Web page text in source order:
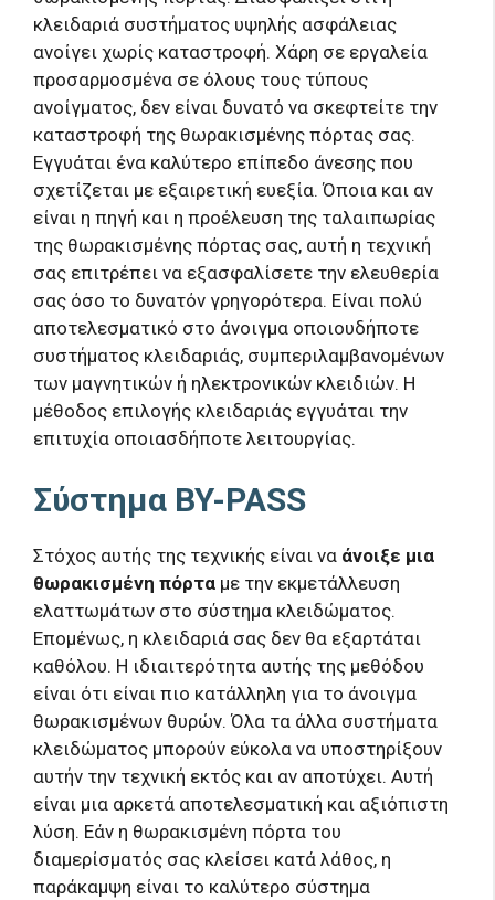
κλειδαριά συστήματος υψηλής ασφάλειας
ανοίγει χωρίς καταστροφή. Χάρη σε εργαλεία
προσαρμοσμένα σε όλους τους τύπους
ανοίγματος, δεν είναι δυνατό να σκεφτείτε την
καταστροφή της θωρακισμένης πόρτας σας.
Εγγυάται ένα καλύτερο επίπεδο άνεσης που
σχετίζεται με εξαιρετική ευεξία. Όποια και αν
είναι η πηγή και η προέλευση της ταλαιπωρίας
της θωρακισμένης πόρτας σας, αυτή η τεχνική
σας επιτρέπει να εξασφαλίσετε την ελευθερία
σας όσο το δυνατόν γρηγορότερα. Είναι πολύ
αποτελεσματικό στο άνοιγμα οποιουδήποτε
συστήματος κλειδαριάς, συμπεριλαμβανομένων
των μαγνητικών ή ηλεκτρονικών κλειδιών. Η
μέθοδος επιλογής κλειδαριάς εγγυάται την
επιτυχία οποιασδήποτε λειτουργίας.
Σύστημα BY-PASS
Στόχος αυτής της τεχνικής είναι να άνοιξε μια
θωρακισμένη πόρτα με την εκμετάλλευση
ελαττωμάτων στο σύστημα κλειδώματος.
Επομένως, η κλειδαριά σας δεν θα εξαρτάται
καθόλου. Η ιδιαιτερότητα αυτής της μεθόδου
είναι ότι είναι πιο κατάλληλη για το άνοιγμα
θωρακισμένων θυρών. Όλα τα άλλα συστήματα
κλειδώματος μπορούν εύκολα να υποστηρίξουν
αυτήν την τεχνική εκτός και αν αποτύχει. Αυτή
είναι μια αρκετά αποτελεσματική και αξιόπιστη
λύση. Εάν η θωρακισμένη πόρτα του
διαμερίσματός σας κλείσει κατά λάθος, η
παράκαμψη είναι το καλύτερο σύστημα